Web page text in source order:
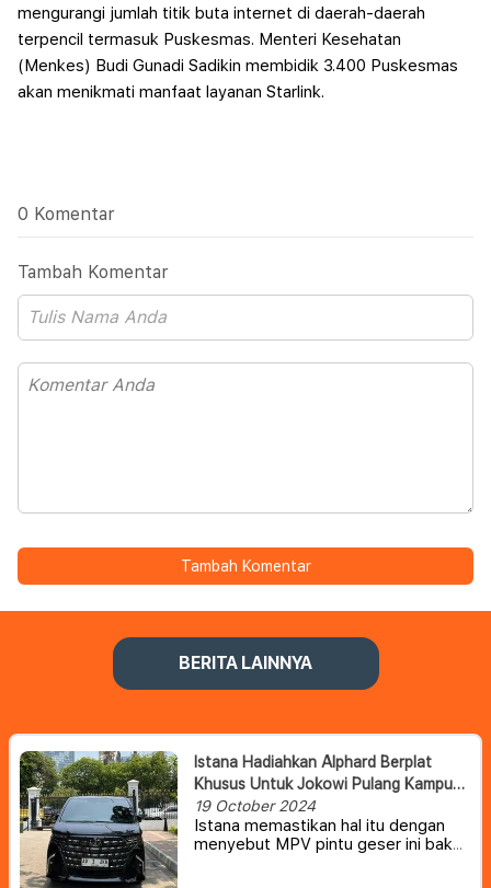
mengurangi jumlah titik buta internet di daerah-daerah
terpencil termasuk Puskesmas. Menteri Kesehatan
(Menkes) Budi Gunadi Sadikin membidik 3.400 Puskesmas
akan menikmati manfaat layanan Starlink.
0 Komentar
Tambah Komentar
Tambah Komentar
BERITA LAINNYA
Istana Hadiahkan Alphard Berplat
Khusus Untuk Jokowi Pulang Kampung
Ke Solo
19 October 2024
Istana memastikan hal itu dengan
menyebut MPV pintu geser ini bakal